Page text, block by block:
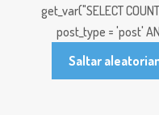
get_var("SELECT
post_type = 'post'
Saltar